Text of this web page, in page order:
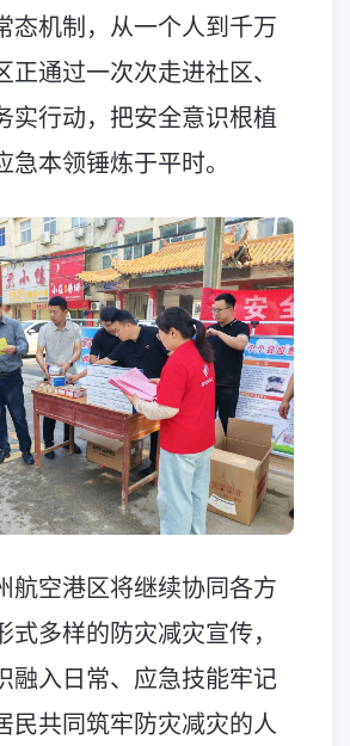
态机制，从一个人到千万
正通过一次次走进社区、
实行动，把安全意识根植
急本领锤炼于平时。
航空港区将继续协同各方
式多样的防灾减灾宣传，
融入日常、应急技能牢记
民共同筑牢防灾减灾的人